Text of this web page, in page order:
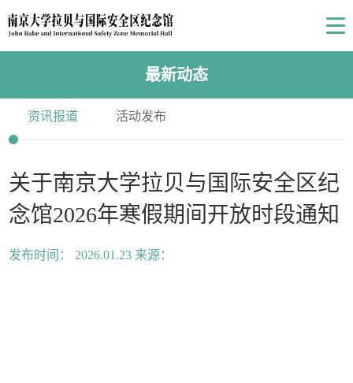
最新动态
资讯报道 活动发布
关于南京大学拉贝与国际安全区纪
念馆2026年寒假期间开放时段通知
发布时间： 2026.01.23 来源：